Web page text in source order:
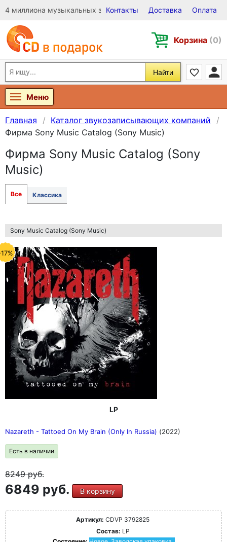
4 миллиона музыкальных записей на Виниле, CD и DVD
Контакты Доставка Оплата
Корзина (0)
Найти
Меню
Главная
Каталог звукозаписывающих компаний
Фирма Sony Music Catalog (Sony Music)
Фирма Sony Music Catalog (Sony
Music)
Все Классика
Sony Music Catalog (Sony Music)
LP
Nazareth - Tattoed On My Brain (Only In Russia) (2022)
Есть в наличии
8249руб.
6849 руб. В корзину
Артикул: CDVP 3792825
Состав: LP